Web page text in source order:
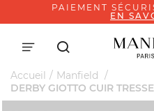
PAIEMENT
EN
Accueil
Manfield
DERBY GIOTTO CUIR